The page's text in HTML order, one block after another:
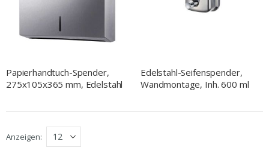
Papierhandtuch-Spender,
275x105x365 mm, Edelstahl
Edelstahl-Seifenspender,
Wandmontage, Inh. 600 ml
Anzeigen